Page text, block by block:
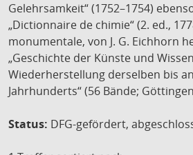
Gelehrsamkeit“ (1752–1754)
„Dictionnaire de chimie“ (2. ed.,
monumentale, von J. G. Eichhorn
„Geschichte der Künste und
Wiederherstellung derselben bis
Jahrhunderts“ (56 Bände;
Status: DFG-gefördert,